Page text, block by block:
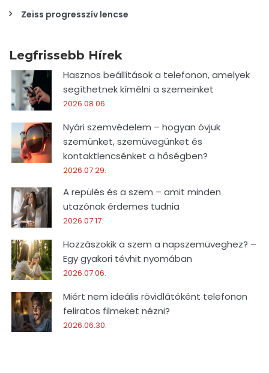
Zeiss progresszív lencse
Legfrissebb Hírek
Hasznos beállítások a telefonon, amelyek
segíthetnek kímélni a szemeinket
2026.08.06.
Nyári szemvédelem – hogyan óvjuk
szemünket, szemüvegünket és
kontaktlencsénket a hőségben?
2026.07.29.
A repülés és a szem – amit minden
utazónak érdemes tudnia
2026.07.17.
Hozzászokik a szem a napszemüveghez? –
Egy gyakori tévhit nyomában
2026.07.06.
Miért nem ideális rövidlátóként telefonon
feliratos filmeket nézni?
2026.06.30.